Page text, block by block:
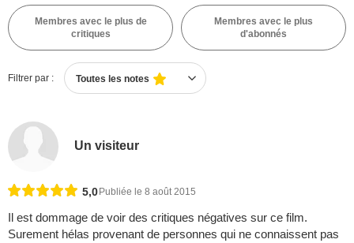
Membres avec le plus de
critiques
Membres avec le plus
d'abonnés
Filtrer par : Toutes les notes
Un visiteur
5,0 Publiée le 8 août 2015
Il est dommage de voir des critiques négatives sur ce film.
Surement hélas provenant de personnes qui ne connaissent pas